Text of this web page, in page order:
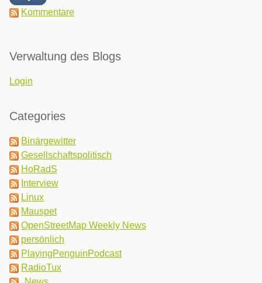
Kommentare
Verwaltung des Blogs
Login
Categories
Binärgewitter
Gesellschaftspolitisch
HoRadS
Interview
Linux
Mauspet
OpenStreetMap Weekly News
persönlich
PlayingPenguinPodcast
RadioTux